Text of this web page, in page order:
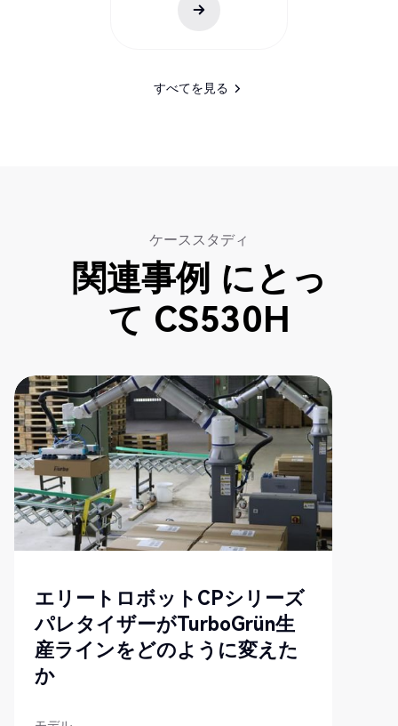
すべてを見る
ケーススタディ
関連事例 にとっ
て CS530H
エリートロボットCPシリーズ
パレタイザーがTurboGrün生
産ラインをどのように変えた
か